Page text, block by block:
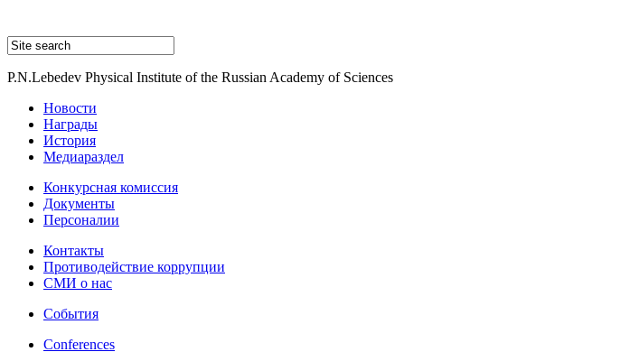
P.N.Lebedev Physical Institute of the Russian Academy of Sciences
Новости
Награды
История
Медиараздел
Конкурсная комиссия
Документы
Персоналии
Контакты
Противодействие коррупции
СМИ о нас
События
Conferences